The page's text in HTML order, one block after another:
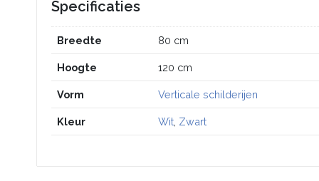
Specificaties
Breedte 80 cm
Hoogte 120 cm
Vorm Verticale schilderijen
Kleur Wit Zwart